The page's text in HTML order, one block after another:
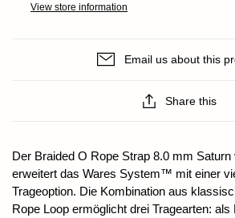
View store information
Email us about this
Share this
Der Braided O Rope Strap 8.0 mm Saturn
erweitert das Wares System™ mit einer
Trageoption. Die Kombination aus
Rope Loop ermöglicht drei Tragearten: als